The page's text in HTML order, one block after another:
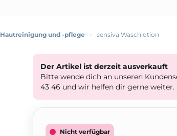
Hautreinigung und -pflege > sensiva Waschlotion
Der Artikel ist derzeit ausverkauft
Bitte wende dich an unseren
43 46 und wir helfen dir gerne weiter.
Nicht verfügbar